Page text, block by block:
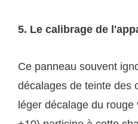
5. Le calibrage de
Ce panneau souvent
décalages de teinte des
léger décalage du rouge